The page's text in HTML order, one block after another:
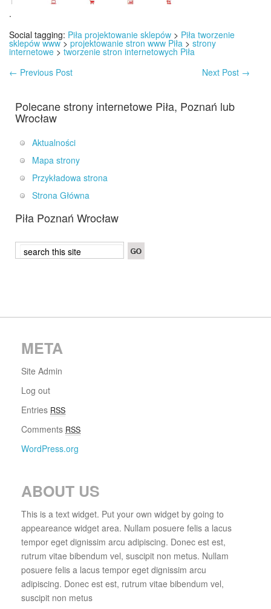
.
Social tagging: Piła projektowanie sklepów > Piła tworzenie
sklepów www> projektowanie stron www Piła > strony
internetowe > tworzenie stron internetowych Piła
← Previous Post Next Post →
Polecane strony internetowe Piła, Poznań lub
Wrocław
Aktualności
Mapa strony
Przykładowa strona
Strona Główna
Piła Poznań Wrocław
META
Site Admin
Log out
Entries RSS
Comments RSS
WordPress.org
ABOUT US
This is a text widget. Put your own widget by going to
appeareance widget area. Nullam posuere felis a lacus
tempor eget dignissim arcu adipiscing. Donec est est,
rutrum vitae bibendum vel, suscipit non metus. Nullam
posuere felis a lacus tempor eget dignissim arcu
adipiscing. Donec est est, rutrum vitae bibendum vel,
suscipit non metus